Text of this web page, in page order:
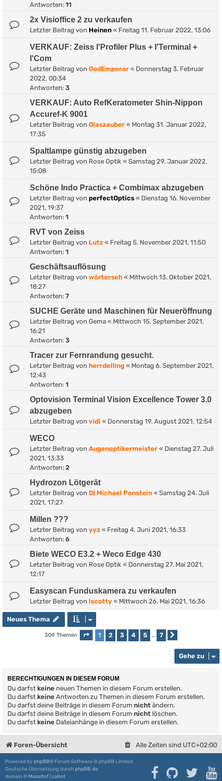
Antworten: 11
2x Visioffice 2 zu verkaufen
Letzter Beitrag von Heinen « Freitag 11. Februar 2022, 13:06
VERKAUF: Zeiss I'Profiler Plus + I'Terminal +
I'Com
Letzter Beitrag von GodEmperor « Donnerstag 3. Februar
2022, 00:34
Antworten: 3
VERKAUF: Auto RefKeratometer Shin-Nippon
Accuref-K 9001
Letzter Beitrag von Glaszauber « Montag 31. Januar 2022,
17:35
Spaltlampe günstig abzugeben
Letzter Beitrag von Rose Optik « Samstag 29. Januar 2022,
15:08
Schöne Indo Practica + Combimax abzugeben
Letzter Beitrag von perfectOptics « Dienstag 16. November
2021, 19:37
Antworten: 1
RVT von Zeiss
Letzter Beitrag von Lutz « Freitag 5. November 2021, 11:50
Antworten: 1
Geschäftsauflösung
Letzter Beitrag von wörterseh « Mittwoch 13. Oktober 2021,
18:27
Antworten: 7
SUCHE Geräte und Maschinen für Neueröffnung
Letzter Beitrag von Gema « Mittwoch 15. September 2021,
16:21
Antworten: 3
Tracer zur Fernrandung gesucht.
Letzter Beitrag von herrdelling « Montag 6. September 2021,
12:43
Antworten: 1
Optovision Terminal Vision Excellence Tower 3.0
abzugeben
Letzter Beitrag von vidi « Donnerstag 19. August 2021, 12:54
WECO
Letzter Beitrag von Augenoptikermeister « Dienstag 27. Juli
2021, 13:33
Antworten: 2
Hydrozon Lötgerät
Letzter Beitrag von DI Michael Ponstein « Samstag 24. Juli
2021, 17:27
Millen ???
Letzter Beitrag von yyz « Freitag 4. Juni 2021, 16:33
Antworten: 6
Biete WECO E3.2 + Weco Edge 430
Letzter Beitrag von Rose Optik « Donnerstag 27. Mai 2021,
12:17
Easyscan Funduskamera zu verkaufen
Letzter Beitrag von lscotty « Mittwoch 26. Mai 2021, 16:36
Neues Thema
309 Themen Seite 1von
1 2 3 4 5 … 7
Gehe zu
BERECHTIGUNGEN IN DIESEM FORUM
Du darfst keine neuen Themen in diesem Forum erstellen.
Du darfst keine Antworten zu Themen in diesem Forum erstellen.
Du darfst deine Beiträge in diesem Forum nicht ändern.
Du darfst deine Beiträge in diesem Forum nicht löschen.
Du darfst keine Dateianhänge in diesem Forum erstellen.
Foren-Übersicht Alle Zeiten sind UTC+02:00
Powered by phpBB® Forum Software © phpBB Limited
Deutsche Übersetzung durchphpBB.de
damaïo © Mazeltof cabot